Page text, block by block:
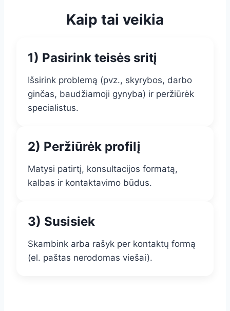
Kaip tai veikia
1) Pasirink teisės sritį
Išsirink problemą (pvz., skyrybos, darbo
ginčas, baudžiamoji gynyba) ir peržiūrėk
specialistus.
2) Peržiūrėk profilį
Matysi patirtį, konsultacijos formatą,
kalbas ir kontaktavimo būdus.
3) Susisiek
Skambink arba rašyk per kontaktų formą
(el. paštas nerodomas viešai).